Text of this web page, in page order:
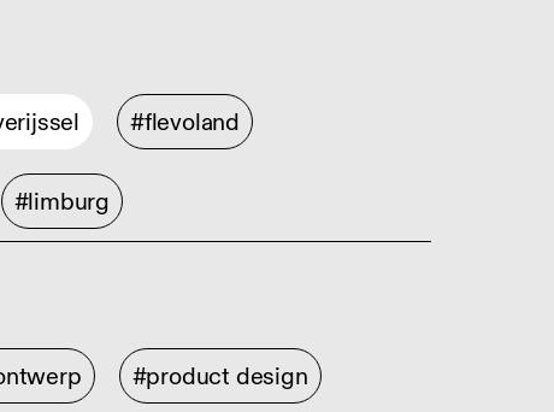
#flevoland
#limburg
#product design